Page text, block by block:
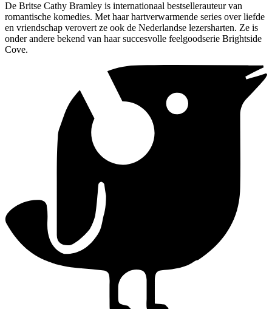
De Britse Cathy Bramley is internationaal bestsellerauteur van
romantische komedies. Met haar hartverwarmende series over liefde
en vriendschap verovert ze ook de Nederlandse lezersharten. Ze is
onder andere bekend van haar succesvolle feelgoodserie Brightside
Cove.